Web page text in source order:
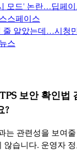
모드' 논란…딥페이
스페이스
줄 알았는데…시청
스
보안 확인법
?
는 관련성을 보여
않습니다. 운영자